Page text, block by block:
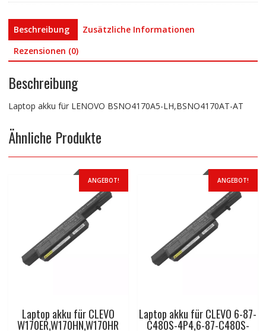
Beschreibung
Zusätzliche Informationen
Rezensionen (0)
Beschreibung
Laptop akku für LENOVO BSNO4170A5-LH,BSNO4170AT-AT
Ähnliche Produkte
ANGEBOT!
Laptop akku für CLEVO
W170ER,W170HN,W170HR
ANGEBOT!
Laptop akku für CLEVO 6-87-
C480S-4P4,6-87-C480S-